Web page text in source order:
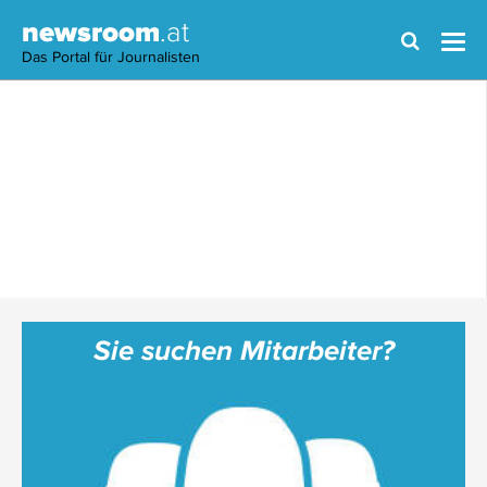
newsroom.at
Das Portal für Journalisten
Sie suchen Mitarbeiter?